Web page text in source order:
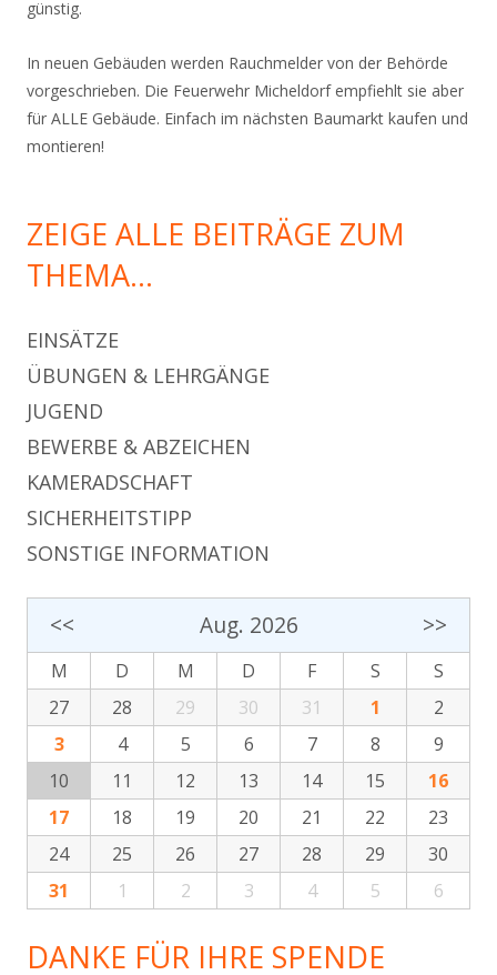
günstig.
In neuen Gebäuden werden Rauchmelder von der Behörde
vorgeschrieben. Die Feuerwehr Micheldorf empfiehlt sie aber
für ALLE Gebäude. Einfach im nächsten Baumarkt kaufen und
montieren!
ZEIGE ALLE BEITRÄGE ZUM
THEMA…
EINSÄTZE
ÜBUNGEN & LEHRGÄNGE
JUGEND
BEWERBE & ABZEICHEN
KAMERADSCHAFT
SICHERHEITSTIPP
SONSTIGE INFORMATION
<< Aug. 2026 >>
M D M D F S
S
27
28 29 30 31 1
2
3
4 5 6 7 8
9
10
11 12 13 14 15
16
17
18 19 20 21 22
23
24
25 26 27 28 29
30
31
1 2 3 4 5 6
DANKE FÜR IHRE SPENDE